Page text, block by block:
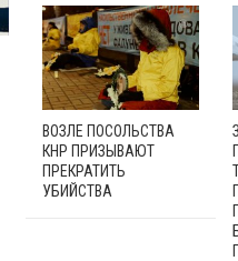
ВОЗЛЕ ПОСОЛЬСТВА
КНР ПРИЗЫВАЮТ
ПРЕКРАТИТЬ
УБИЙСТВА